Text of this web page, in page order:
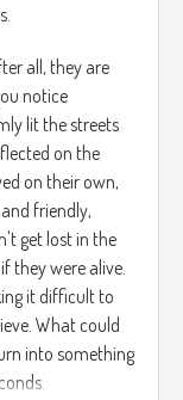
all, they are
notice
lit the streets
on the
on their own,
friendly,
get lost in the
they were alive.
it difficult to
What could
into something